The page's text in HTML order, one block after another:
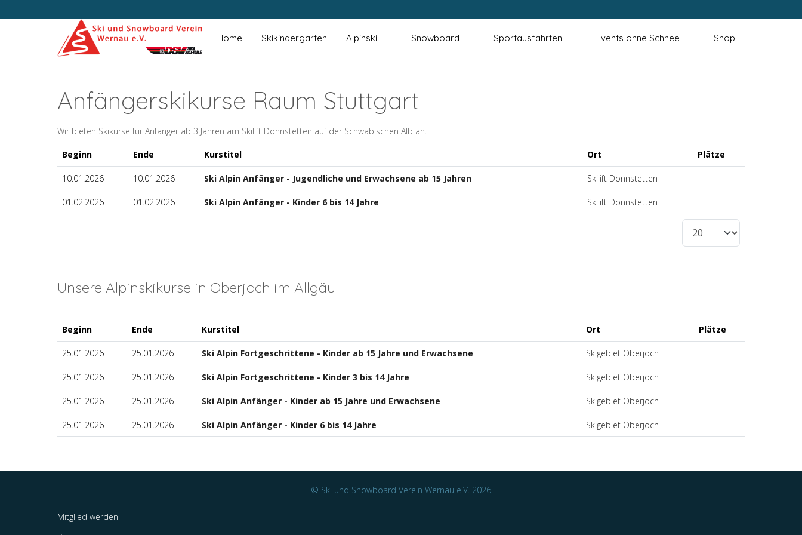
Home Skikindergarten Alpinski Snowboard Sportausfahrten Events ohne Schnee Shop
Anfängerskikurse Raum Stuttgart
Wir bieten Skikurse für Anfänger ab 3 Jahren am Skilift Donnstetten auf der Schwäbischen Alb an.
Beginn Ende Kurstitel Ort Plätze
10.01.2026 10.01.2026 Ski Alpin Anfänger - Jugendliche und Erwachsene ab 15 Jahren Skilift Donnstetten
01.02.2026 01.02.2026 Ski Alpin Anfänger - Kinder 6 bis 14 Jahre Skilift Donnstetten
Unsere Alpinskikurse in Oberjoch im Allgäu
Beginn Ende Kurstitel Ort Plätze
25.01.2026 25.01.2026 Ski Alpin Fortgeschrittene - Kinder ab 15 Jahre und Erwachsene Skigebiet Oberjoch
25.01.2026 25.01.2026 Ski Alpin Fortgeschrittene - Kinder 3 bis 14 Jahre Skigebiet Oberjoch
25.01.2026 25.01.2026 Ski Alpin Anfänger - Kinder ab 15 Jahre und Erwachsene Skigebiet Oberjoch
25.01.2026 25.01.2026 Ski Alpin Anfänger - Kinder 6 bis 14 Jahre Skigebiet Oberjoch
© Ski und Snowboard Verein Wernau e.V. 2026
Mitglied werden